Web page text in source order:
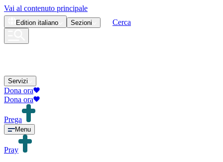
Vai al contenuto principale
Edition italiano Sezioni Cerca
Servizi
Dona ora
Dona ora
Prega
Menu
Pray